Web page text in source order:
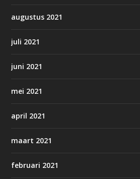
augustus 2021
juli 2021
juni 2021
mei 2021
april 2021
maart 2021
februari 2021